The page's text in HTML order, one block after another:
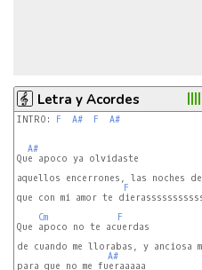
Letra y Acordes
INTRO: F A# F A#
A#
Que apoco ya olvidaste
aquellos encerrones, las noches de
F
que con mi amor te
Cm
F
Que apoco no te acuerdas
de cuando me llorabas, y anciosa
A#
para que no me fueraaaaa